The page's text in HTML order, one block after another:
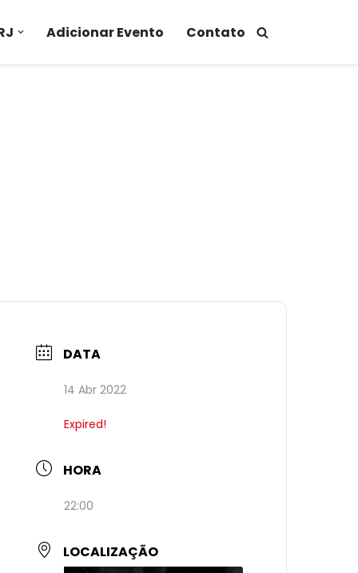
Adicionar Evento Contato
DATA
14 Abr 2022
Expired!
HORA
22:00
LOCALIZAÇÃO